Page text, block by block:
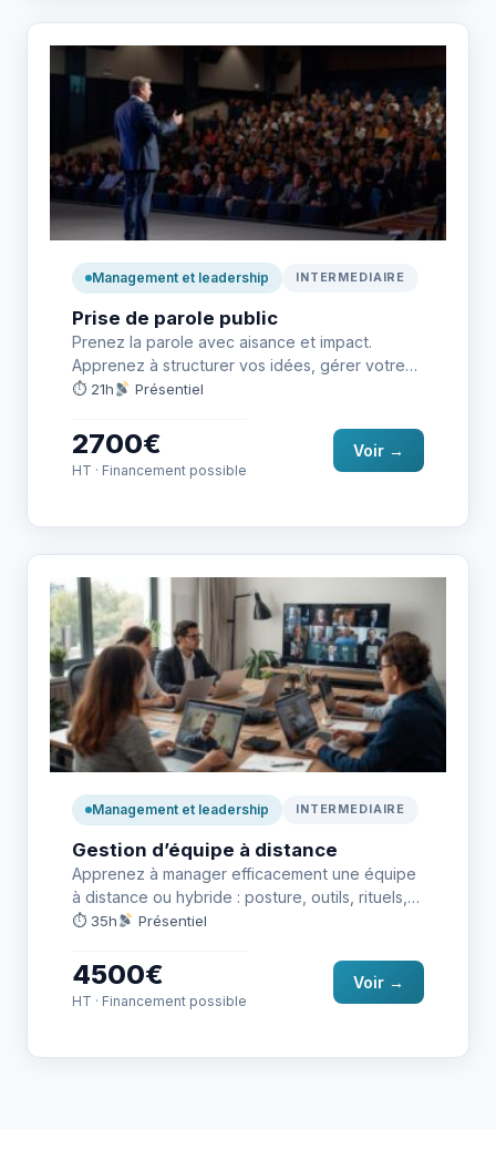
Management et leadership INTERMEDIAIRE
Prise de parole public
Prenez la parole avec aisance et impact.
Apprenez à structurer vos idées, gérer votre
stress et captiver votre…
⏱ 21h Présentiel
2700€
HT · Financement possible
Voir →
Management et leadership INTERMEDIAIRE
Gestion d’équipe à distance
Apprenez à manager efficacement une équipe
à distance ou hybride : posture, outils, rituels,
suivi, motivation. Une formation…
⏱ 35h Présentiel
4500€
HT · Financement possible
Voir →